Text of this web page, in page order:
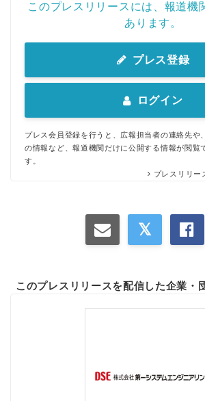
このプレスリリースには、報道機
あります。
プレス登録
ログイン
プレス会員登録を行うと、広報担当者の連絡先や
の情報など、報道機関だけに公開する情報が閲覧
す。
プレスリリー
このプレスリリースを配信した企業・